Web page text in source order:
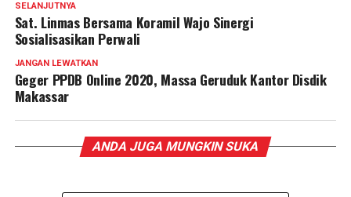
SELANJUTNYA
Sat. Linmas Bersama Koramil Wajo Sinergi
Sosialisasikan Perwali
JANGAN LEWATKAN
Geger PPDB Online 2020, Massa Geruduk Kantor Disdik
Makassar
ANDA JUGA MUNGKIN SUKA